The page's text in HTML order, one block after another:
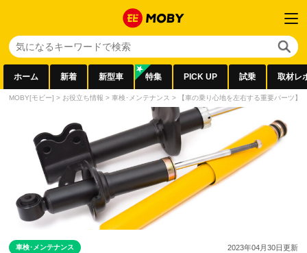
ホーム 新着 新型車 特集 PICK UP 試乗 取材レ
MOBY[モビー] > お役立ち情報 > 車検･メンテナンス > 【車の乗り心地を左右する重要パーツ
車検･メンテナンス 2023年04月30日更新